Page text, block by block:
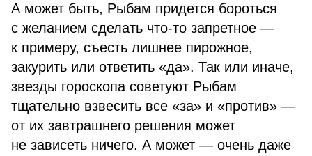
А может быть, Рыбам придется бороться
с желанием сделать что-то запретное —
к примеру, съесть лишнее пирожное,
закурить или ответить «да». Так или иначе,
звезды гороскопа советуют Рыбам
тщательно взвесить все «за» и «против» —
от их завтрашнего решения может
не зависеть ничего. А может — очень даже